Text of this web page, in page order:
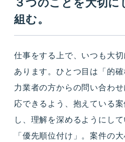
３つのことを大切に
組む。
仕事をする上で、いつも大
あります。ひとつ目は「的
力業者の方からの問い合わ
応できるよう、抱えている
し、理解を深めるようにし
「優先順位付け」。案件の